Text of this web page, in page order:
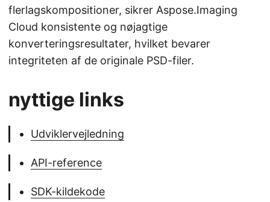
flerlagskompositioner, sikrer Aspose.Imaging
Cloud konsistente og nøjagtige
konverteringsresultater, hvilket bevarer
integriteten af de originale PSD-filer.
nyttige links
Udviklervejledning
API-reference
SDK-kildekode